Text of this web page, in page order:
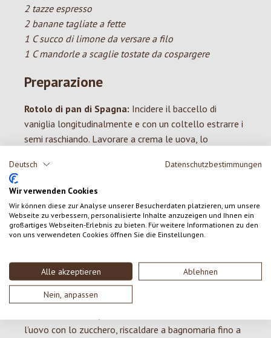
Deutsch Datenschutzbestimmungen
Wir verwenden Cookies
Wir können diese zur Analyse unserer Besucherdaten platzieren, um unsere
Webseite zu verbessern, personalisierte Inhalte anzuzeigen und Ihnen ein
großartiges Webseiten-Erlebnis zu bieten. Für weitere Informationen zu den
von uns verwendeten Cookies öffnen Sie die Einstellungen.
Alle akzeptieren Ablehnen
Nein, anpassen
2 tazze espresso
2 banane tagliate a fette
1 C succo di limone da versare a filo
1 C mandorle a scaglie tostate da cospargere
Preparazione
Rotolo di pan di Spagna: Incidere il baccello di
vaniglia longitudinalmente e con un coltello estrarre i
semi raschiando. Lavorare a crema le uova, lo
con una frusta elettrica. Mescolare la farina e l’amido
spessore di un dito su una teglia foderata con carta da
forno e cuocere immediatamente nel forno.
sformarvi il pan di Spagna caldo, togliere la carta da
forno e far raffreddare la base per il rotolo così
ottenuta.
l’uovo con lo zucchero, riscaldare a bagnomaria fino a